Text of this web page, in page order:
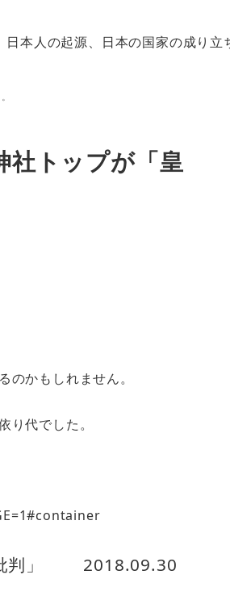
本人の起源、日本の国家の成り立
社トップが「皇
かもしれません。
代でした。
批判」 2018.09.30